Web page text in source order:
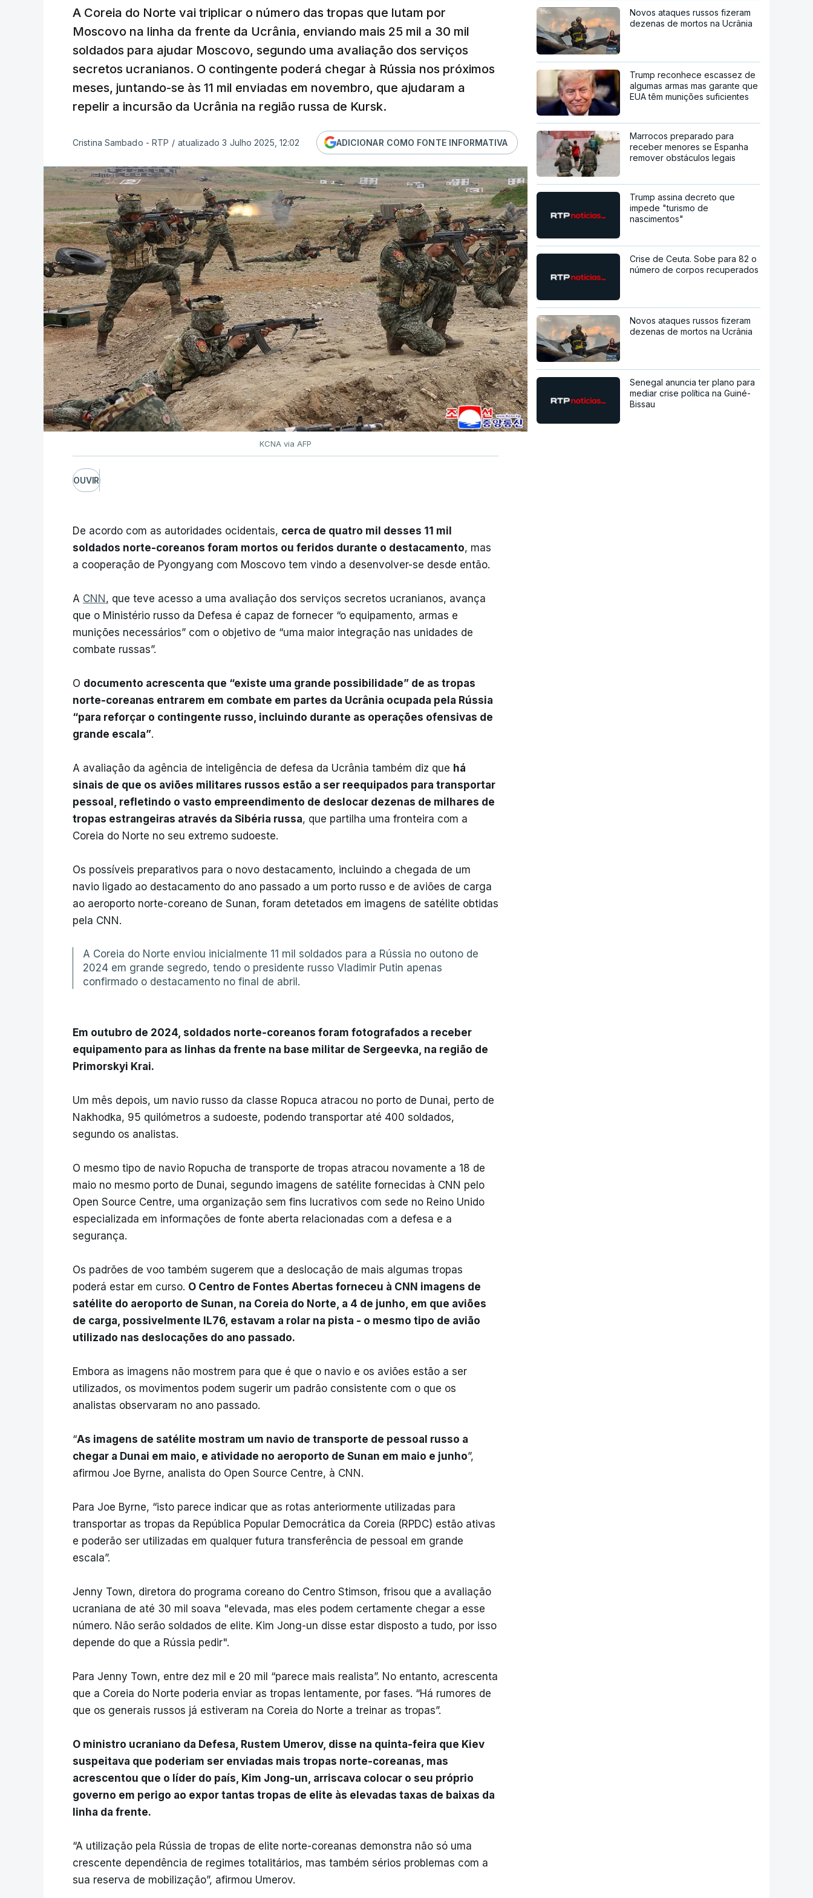
A Coreia do Norte vai triplicar o número das tropas que lutam por
Moscovo na linha da frente da Ucrânia, enviando mais 25 mil a 30 mil
soldados para ajudar Moscovo, segundo uma avaliação dos serviços
secretos ucranianos. O contingente poderá chegar à Rússia nos próximos
meses, juntando-se às 11 mil enviadas em novembro, que ajudaram a
repelir a incursão da Ucrânia na região russa de Kursk.
Cristina Sambado - RTP / atualizado 3 Julho 2025, 12:02 ADICIONAR COMO FONTE INFORMATIVA
KCNA via AFP
OUVIR
De acordo com as autoridades ocidentais, cerca de quatro mil desses 11 mil
soldados norte-coreanos foram mortos ou feridos durante o destacamento, mas
a cooperação de Pyongyang com Moscovo tem vindo a desenvolver-se desde então.
A CNN , que teve acesso a uma avaliação dos serviços secretos ucranianos, avança
que o Ministério russo da Defesa é capaz de fornecer “o equipamento, armas e
munições necessários” com o objetivo de “uma maior integração nas unidades de
combate russas”.
O documento acrescenta que “existe uma grande possibilidade” de as tropas
norte-coreanas entrarem em combate em partes da Ucrânia ocupada pela Rússia
“para reforçar o contingente russo, incluindo durante as operações ofensivas de
grande escala”.
A avaliação da agência de inteligência de defesa da Ucrânia também diz que há
sinais de que os aviões militares russos estão a ser reequipados para transportar
pessoal, refletindo o vasto empreendimento de deslocar dezenas de milhares de
tropas estrangeiras através da Sibéria russa, que partilha uma fronteira com a
Coreia do Norte no seu extremo sudoeste.
Os possíveis preparativos para o novo destacamento, incluindo a chegada de um
navio ligado ao destacamento do ano passado a um porto russo e de aviões de carga
ao aeroporto norte-coreano de Sunan, foram detetados em imagens de satélite obtidas
pela CNN.
A Coreia do Norte enviou inicialmente 11 mil soldados para a Rússia no outono de
2024 em grande segredo, tendo o presidente russo Vladimir Putin apenas
confirmado o destacamento no final de abril.
Em outubro de 2024, soldados norte-coreanos foram fotografados a receber
equipamento para as linhas da frente na base militar de Sergeevka, na região de
Primorskyi Krai.
Um mês depois, um navio russo da classe Ropuca atracou no porto de Dunai, perto de
Nakhodka, 95 quilómetros a sudoeste, podendo transportar até 400 soldados,
segundo os analistas.
O mesmo tipo de navio Ropucha de transporte de tropas atracou novamente a 18 de
maio no mesmo porto de Dunai, segundo imagens de satélite fornecidas à CNN pelo
Open Source Centre, uma organização sem fins lucrativos com sede no Reino Unido
especializada em informações de fonte aberta relacionadas com a defesa e a
segurança.
Os padrões de voo também sugerem que a deslocação de mais algumas tropas
poderá estar em curso. O Centro de Fontes Abertas forneceu à CNN imagens de
satélite do aeroporto de Sunan, na Coreia do Norte, a 4 de junho, em que aviões
de carga, possivelmente IL76, estavam a rolar na pista - o mesmo tipo de avião
utilizado nas deslocações do ano passado.
Embora as imagens não mostrem para que é que o navio e os aviões estão a ser
utilizados, os movimentos podem sugerir um padrão consistente com o que os
analistas observaram no ano passado.
“As imagens de satélite mostram um navio de transporte de pessoal russo a
chegar a Dunai em maio, e atividade no aeroporto de Sunan em maio e junho”,
afirmou Joe Byrne, analista do Open Source Centre, à CNN.
Para Joe Byrne, “isto parece indicar que as rotas anteriormente utilizadas para
transportar as tropas da República Popular Democrática da Coreia (RPDC) estão ativas
e poderão ser utilizadas em qualquer futura transferência de pessoal em grande
escala”.
Jenny Town, diretora do programa coreano do Centro Stimson, frisou que a avaliação
ucraniana de até 30 mil soava "elevada, mas eles podem certamente chegar a esse
número. Não serão soldados de elite. Kim Jong-un disse estar disposto a tudo, por isso
depende do que a Rússia pedir".
Para Jenny Town, entre dez mil e 20 mil “parece mais realista”. No entanto, acrescenta
que a Coreia do Norte poderia enviar as tropas lentamente, por fases. “Há rumores de
que os generais russos já estiveram na Coreia do Norte a treinar as tropas”.
O ministro ucraniano da Defesa, Rustem Umerov, disse na quinta-feira que Kiev
suspeitava que poderiam ser enviadas mais tropas norte-coreanas, mas
acrescentou que o líder do país, Kim Jong-un, arriscava colocar o seu próprio
governo em perigo ao expor tantas tropas de elite às elevadas taxas de baixas da
linha da frente.
“A utilização pela Rússia de tropas de elite norte-coreanas demonstra não só uma
crescente dependência de regimes totalitários, mas também sérios problemas com a
sua reserva de mobilização”, afirmou Umerov.
Novos ataques russos fizeram
dezenas de mortos na Ucrânia
Trump reconhece escassez de
algumas armas mas garante que
EUA têm munições suficientes
Marrocos preparado para
receber menores se Espanha
remover obstáculos legais
Trump assina decreto que
impede "turismo de
nascimentos"
Crise de Ceuta. Sobe para 82 o
número de corpos recuperados
Novos ataques russos fizeram
dezenas de mortos na Ucrânia
Senegal anuncia ter plano para
mediar crise política na Guiné-
Bissau